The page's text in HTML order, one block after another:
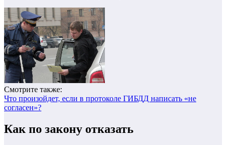
Смотрите также:
Что произойдет, если в протоколе ГИБДД написать «не
согласен»?
Как по закону отказать